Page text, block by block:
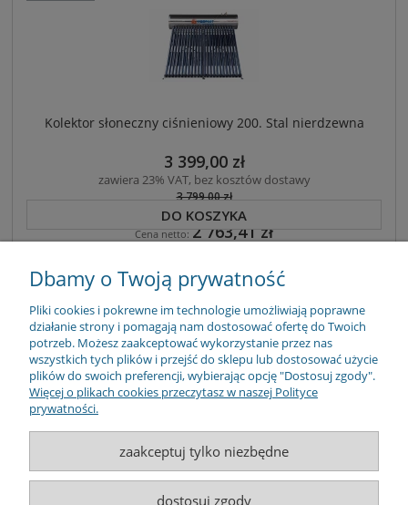
Kolektor słoneczny ciśnieniowy 200. Stal nierdzewna
3 399,00 zł
zawiera 23% VAT, bez kosztów dostawy
3 799,00 zł
Najniższa cena:3 799,00 zł
Cena netto: 2 763,41 zł
DO KOSZYKA
ZAPISZ SIĘ
ZAKUPY
MOJE KONTO
INFORMACJE
Dbamy o Twoją prywatność
Pliki cookies i pokrewne im technologie umożliwiają poprawne
działanie strony i pomagają nam dostosować ofertę do Twoich
potrzeb. Możesz zaakceptować wykorzystanie przez nas
wszystkich tych plików i przejść do sklepu lub dostosować użycie
plików do swoich preferencji, wybierając opcję "Dostosuj zgody".
Więcej o plikach cookies przeczytasz w naszej Polityce
prywatności.
zaakceptuj tylko niezbędne
dostosuj zgody